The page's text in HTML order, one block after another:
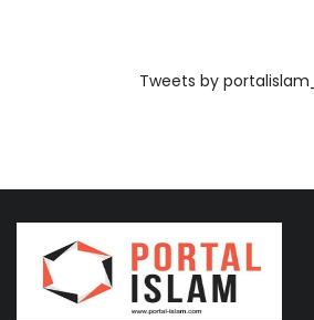
Tweets by